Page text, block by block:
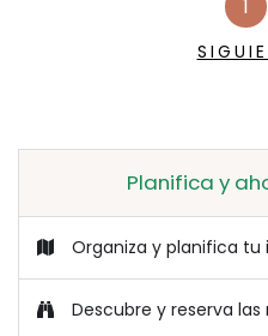
1
Planifica y
Organiza y planifica tu
Descubre y reserva las